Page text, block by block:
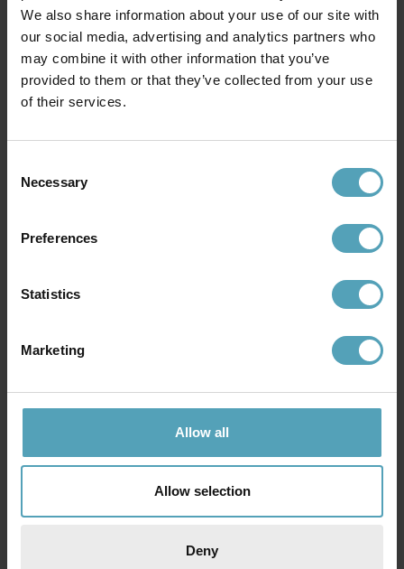
We also share information about your use of our site with
our social media, advertising and analytics partners who
may combine it with other information that you’ve
provided to them or that they’ve collected from your use
of their services.
Selection
Necessary
Preferences
Statistics
Marketing
Allow all
Allow selection
Deny
Eketorp läslampa Tanum läslampa